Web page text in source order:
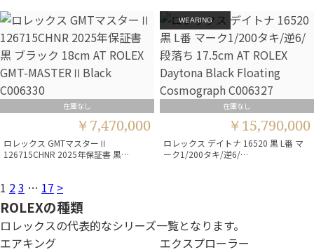
在庫なし
￥7,470,000
ロレックス GMTマスターⅡ
126715CHNR 2025年保証書 黒…
WEARING
在庫なし
￥15,790,000
ロレックス デイトナ 16520 黒 L番 マ
ーク1/200タキ/逆6/…
1 23 … 17 >
ROLEXの種類
ロレックスの代表的なシリーズ一覧となります。
エアキング
エクスプローラー